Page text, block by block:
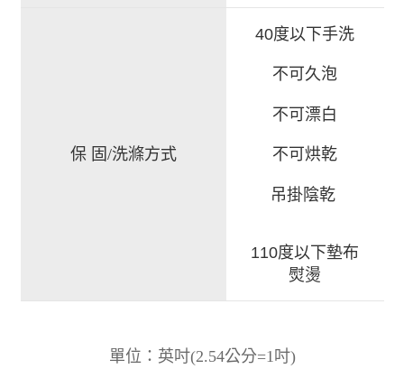
保 固/洗滌方式
40度以下手洗
不可久泡
不可漂白
不可烘乾
吊掛陰乾
110度以下墊布
熨燙
單位：英吋(2.54公分=1吋)